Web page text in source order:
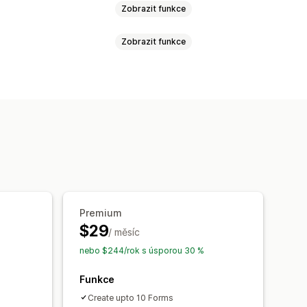
Zobrazit funkce
Export dat
Panel
Zobrazit funkce
Premium
$29/ měsíc
nebo $244/rok s úsporou 30 %
Funkce
Create upto 10 Forms